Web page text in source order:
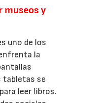
museos y
uno de los
la
tabletas se
leer libros.